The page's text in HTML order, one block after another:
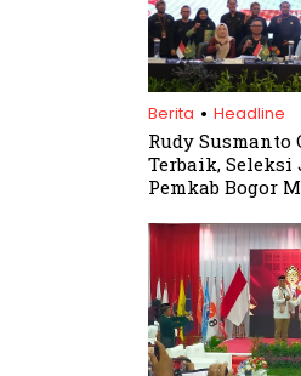
Berita . Headline
Rudy Susmanto
Terbaik, Seleksi
Pemkab Bogor